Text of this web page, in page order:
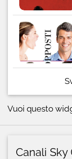
Vuoi questo
Canali Sky